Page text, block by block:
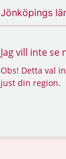
Jönköpings
Jag vill inte
Obs! Detta val
just din region.